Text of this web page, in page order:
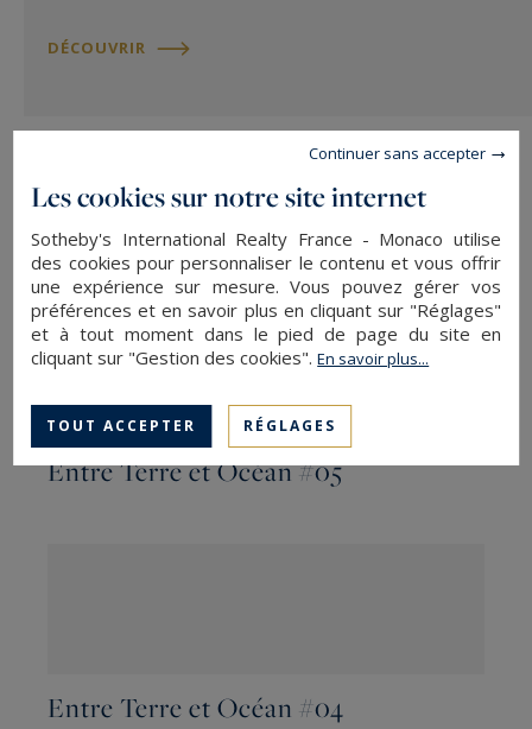
DÉCOUVRIR
Les magazines de la région
Entre Terre et Océan #05
Entre Terre et Océan #04
Les cookies sur notre site internet
Sotheby's International Realty France - Monaco utilise
des cookies pour personnaliser le contenu et vous offrir
une expérience sur mesure. Vous pouvez gérer vos
préférences et en savoir plus en cliquant sur "Réglages"
et à tout moment dans le pied de page du site en
cliquant sur "Gestion des cookies".En savoir plus...
TOUT ACCEPTER RÉGLAGES
Continuer sans accepter